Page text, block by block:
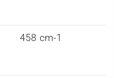
458 cm-1